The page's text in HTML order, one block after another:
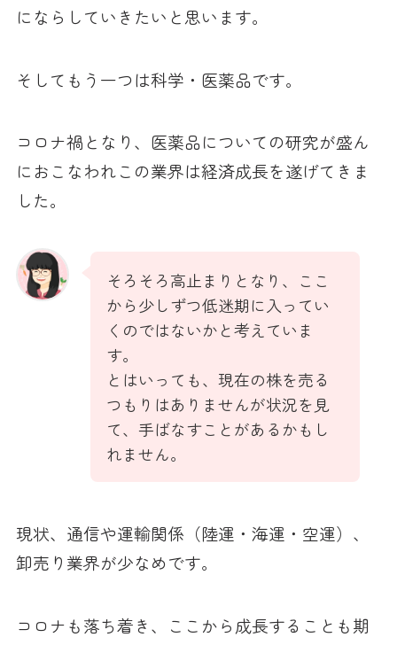
にならしていきたいと思います。
そしてもう一つは科学・医薬品です。
コロナ禍となり、医薬品についての研究が盛ん
におこなわれこの業界は経済成長を遂げてきま
した。
そろそろ高止まりとなり、ここ
から少しずつ低迷期に入ってい
くのではないかと考えていま
す。
とはいっても、現在の株を売る
つもりはありませんが状況を見
て、手ばなすことがあるかもし
れません。
現状、通信や運輸関係（陸運・海運・空運）、
卸売り業界が少なめです。
コロナも落ち着き、ここから成長することも期